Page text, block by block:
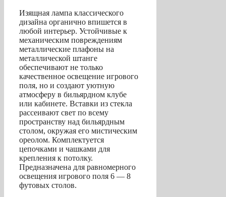
D38см)
Изящная лампа классического
дизайна органично впишется в
любой интерьер. Устойчивые к
механическим повреждениям
металлические плафоны на
металлической штанге
обеспечивают не только
качественное освещение игрового
поля, но и создают уютную
атмосферу в бильярдном клубе
или кабинете. Вставки из стекла
рассеивают свет по всему
пространству над бильярдным
столом, окружая его мистическим
ореолом. Комплектуется
цепочками и чашками для
крепления к потолку.
Предназначена для равномерного
освещения игрового поля 6 — 8
футовых столов.